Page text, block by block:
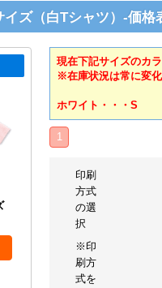
ズ（白Tシャツ）-価格
現在下記サイズのカ
※在庫状況は常に変化
ホワイト・・・S
1
印刷
方式
の選
択
※印
刷方
式を